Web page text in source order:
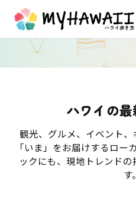
ハワイの
観光、グルメ、イベント
「いま」をお届けするロー
ックにも、現地トレンド
す。